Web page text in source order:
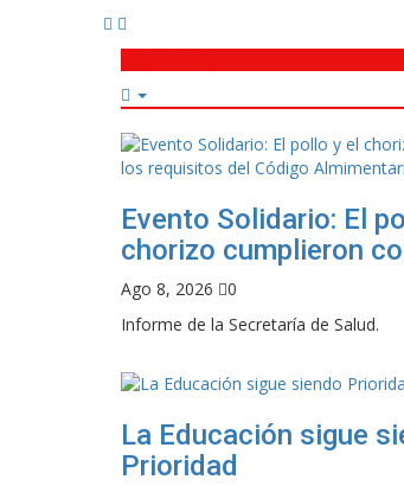
Evento Solidario: El
chorizo cumplieron
Ago 8, 2026
0
Informe de la Secretaría de Salud.
La Educación sigue
Prioridad